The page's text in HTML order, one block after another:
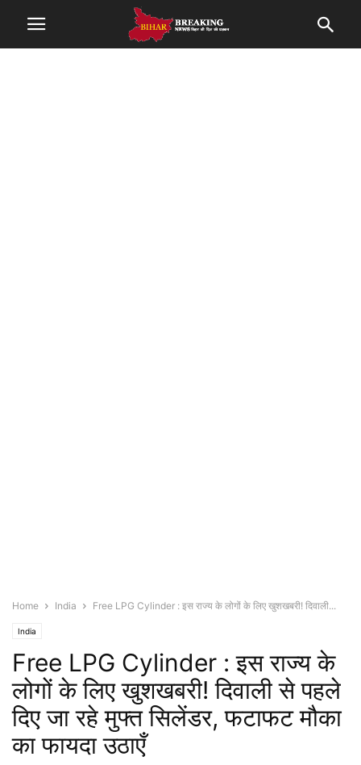
Home India Free LPG Cylinder : इस राज्य के लोगों के लिए खुशखबरी! दिवाली...
India
Free LPG Cylinder : इस राज्य के
लोगों के लिए खुशखबरी! दिवाली से पहले
दिए जा रहे मुफ्त सिलेंडर, फटाफट मौका
का फायदा उठाएँ